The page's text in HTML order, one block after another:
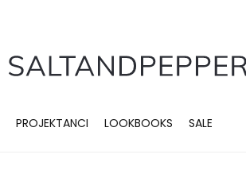
PROJEKTANCI LOOKBOOKS SALE